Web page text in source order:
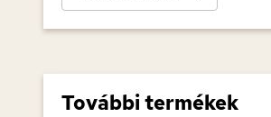
További termékek